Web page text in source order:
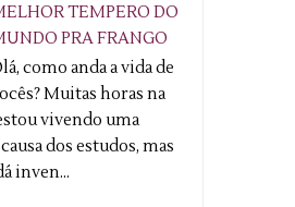
TEMPERO DO
PRA FRANGO
como anda a vida de
Muitas horas na
vivendo uma
dos estudos, mas
inven...